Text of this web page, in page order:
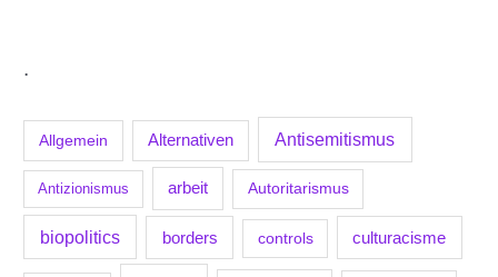
.
Allgemein Alternativen Antisemitismus
Antizionismus arbeit Autoritarismus
biopolitics borders controls culturacisme